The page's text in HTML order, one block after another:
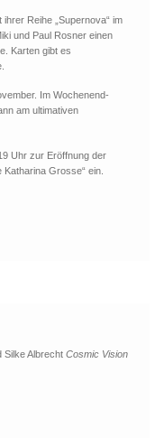
Reihe „Supernova“ im
und Paul Rosner einen
Karten gibt es
Im Wochenend-
am ultimativen
Uhr zur Eröffnung der
Grosse“ ein.
Silke Albrecht Cosmic Vision